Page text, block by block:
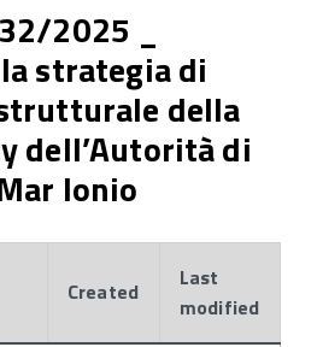
2025 _
strategia di
della
dell’Autorità di
Ionio
Created
Last
modified